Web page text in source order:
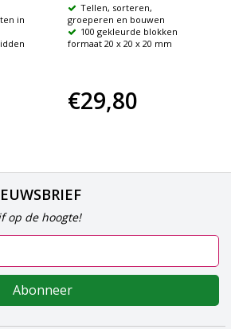
in
Tellen, sorteren,
groeperen en bouwen
100 gekleurde blokken
formaat 20 x 20 x 20 mm
€29,80
op de hoogte!
Abonneer